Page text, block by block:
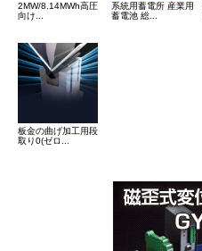
2MW/8.14MWh高圧
向け...
系統用蓄電所 産業用
蓄電池 総...
板金の曲げ加工用段
取り0(ゼロ...